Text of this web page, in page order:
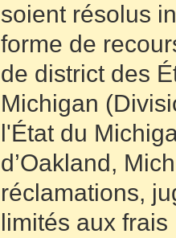
soient résolus
forme de
de district des
Michigan
l'État du
d’Oakland,
réclamations,
limités aux